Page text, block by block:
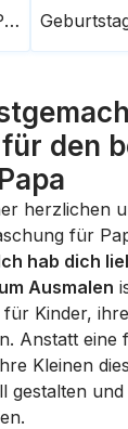
Ich liebe dich, Papa Geburtstagskarte
den
Papa
herzlichen
für
hab dich
Ausmalen
Kinder,
Anstatt eine
Kleinen
gestalten